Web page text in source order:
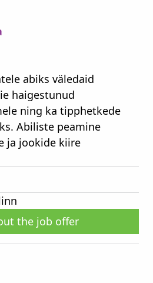
abiks väledaid
haigestunud
ning ka tipphetkede
Abiliste peamine
ja jookide kiire
the job offer